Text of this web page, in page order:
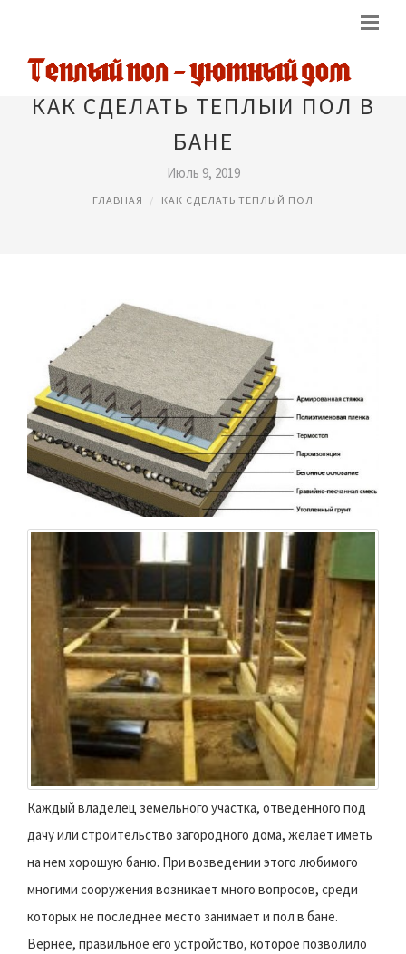
КАК СДЕЛАТЬ ТЕПЛЫЙ ПОЛ В
БАНЕ
Июль 9, 2019
ГЛАВНАЯ КАК СДЕЛАТЬ ТЕПЛЫЙ ПОЛ
Каждый владелец земельного участка, отведенного под
дачу или строительство загородного дома, желает иметь
на нем хорошую баню. При возведении этого любимого
многими сооружения возникает много вопросов, среди
которых не последнее место занимает и пол в бане.
Вернее, правильное его устройство, которое позволило